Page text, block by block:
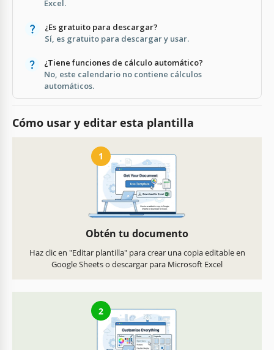
Excel.
¿Es gratuito para descargar?
Sí, es gratuito para descargar y usar.
¿Tiene funciones de cálculo automático?
No, este calendario no contiene cálculos
automáticos.
Cómo usar y editar esta plantilla
1
Obtén tu documento
Haz clic en "Editar plantilla" para crear una copia editable en
Google Sheets o descargar para Microsoft Excel
2